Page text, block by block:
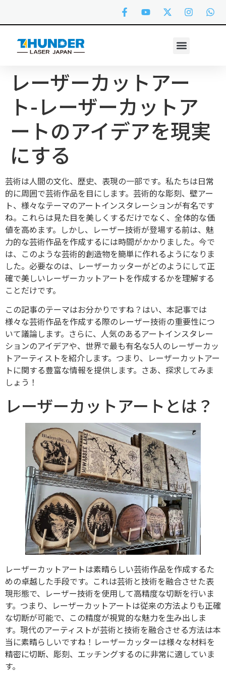
レーザーカットアー
ト-レーザーカットア
ートのアイデアを現実
にする
芸術は人間の文化、歴史、表現の一部です。私たちは日常
的に周囲で芸術作品を目にします。芸術的な彫刻、壁アー
ト、様々なテーマのアートインスタレーションが有名です
ね。これらは見た目を美しくするだけでなく、全体的な価
値を高めます。しかし、レーザー技術が登場する前は、魅
力的な芸術作品を作成するには時間がかかりました。今で
は、このような芸術的創造物を簡単に作れるようになりま
した。必要なのは、レーザーカッターがどのようにして正
確で美しいレーザーカットアートを作成するかを理解する
ことだけです。
この記事のテーマはお分かりですね？はい、本記事では
様々な芸術作品を作成する際のレーザー技術の重要性につ
いて議論します。さらに、人気のあるアートインスタレー
ションのアイデアや、世界で最も有名な5人のレーザーカッ
トアーティストを紹介します。つまり、レーザーカットアー
トに関する豊富な情報を提供します。さあ、探求してみま
しょう！
レーザーカットアートとは？
レーザーカットアートは素晴らしい芸術作品を作成するた
めの卓越した手段です。これは芸術と技術を融合させた表
現形態で、レーザー技術を使用して高精度な切断を行いま
す。つまり、レーザーカットアートは従来の方法よりも正確
な切断が可能で、この精度が視覚的な魅力を生み出しま
す。現代のアーティストが芸術と技術を融合させる方法は本
当に素晴らしいですね！レーザーカッターは様々な材料を
精密に切断、彫刻、エッチングするのに非常に適していま
す。